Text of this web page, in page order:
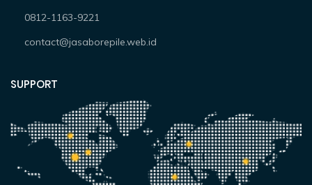
0812-1163-9221
contact@jasaborepile.web.id
SUPPORT